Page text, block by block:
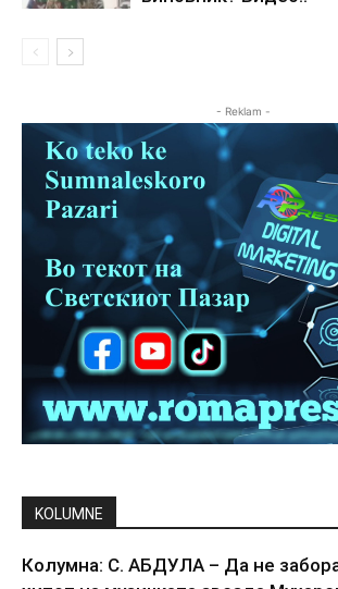
- Reklam -
KOLUMNE
Колумна: С. АБДУЛА – Да не